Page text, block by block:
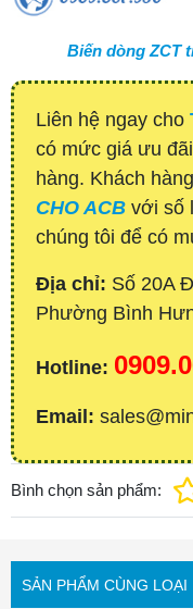
Biến dòng ZCT
Liên hệ ngay cho
có mức giá ưu
hàng. Khách
CHO ACB với số
chúng tôi để có
Địa chỉ: Số 20A
Phường Bình
Hotline:
Email:
Bình chọn sản phẩm:
SẢN PHẨM CÙNG LOẠI